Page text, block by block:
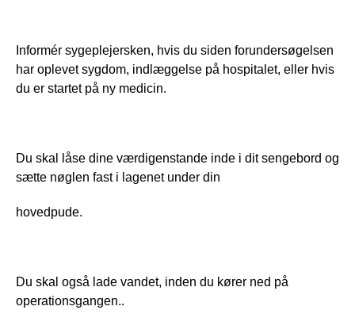
Informér sygeplejersken, hvis du siden forundersøgelsen
har oplevet sygdom, indlæggelse på hospitalet, eller hvis
du er startet på ny medicin.
Du skal låse dine værdigenstande inde i dit sengebord og
sætte nøglen fast i lagenet under din
hovedpude.
Du skal også lade vandet, inden du kører ned på
operationsgangen..